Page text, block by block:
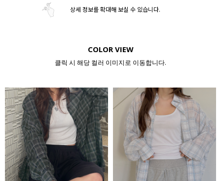
상세 정보를 확대해 보실 수 있습니다.
COLOR VIEW
클릭 시 해당 컬러 이미지로 이동합니다.